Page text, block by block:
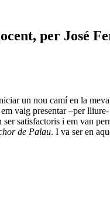
per José
un nou camí en la
vaig presentar –per
satisfactoris i em van
de Palau. I va ser en